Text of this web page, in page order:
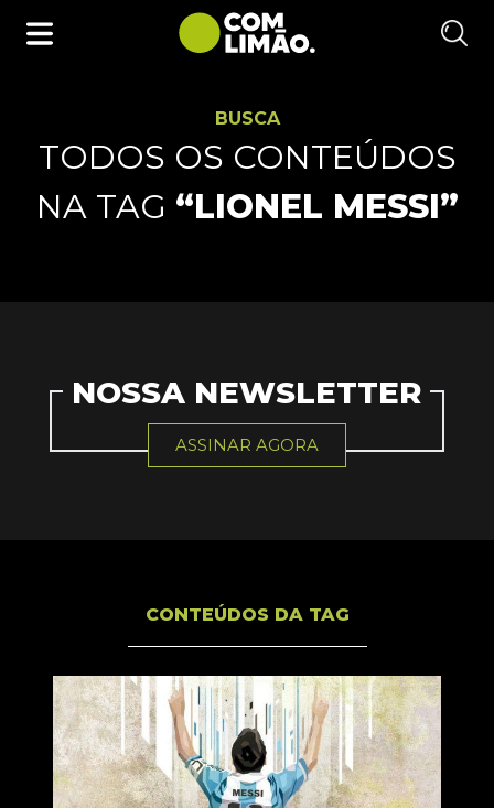
BUSCA
TODOS OS CONTEÚDOS
NA TAG “LIONEL MESSI”
NOSSA NEWSLETTER
ASSINAR AGORA
CONTEÚDOS DA TAG